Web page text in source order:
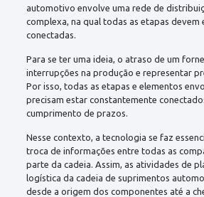
automotivo envolve uma rede de
complexa, na qual todas as etapas devem
conectadas.
Para se ter uma ideia, o atraso de um
interrupções na produção e representar
Por isso, todas as etapas e elementos
precisam estar constantemente
cumprimento de prazos.
Nesse contexto, a tecnologia se faz
troca de informações entre todas as
parte da cadeia. Assim, as atividades de
logística da cadeia de suprimentos
desde a origem dos componentes até a